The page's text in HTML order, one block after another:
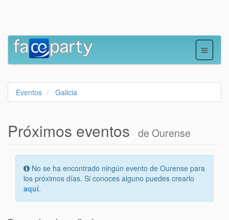
Eventos Galicia
Próximos eventos de Ourense
No se ha encontrado ningún evento de Ourense para
los próximos días. Si conoces alguno puedes crearlo
aquí.